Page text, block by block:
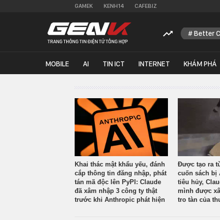
GAMEK KENH14 CAFEBIZ
Better
MOBILE AI TIN ICT INTERNET KHÁM PHÁ
Khai thác mật khẩu yếu, đánh
cắp thông tin đăng nhập, phát
tán mã độc lên PyPI: Claude
đã xâm nhập 3 công ty thật
trước khi Anthropic phát hiện
Được tạo ra
cuốn sách bị
tiêu hủy,
mình được
tro tàn của